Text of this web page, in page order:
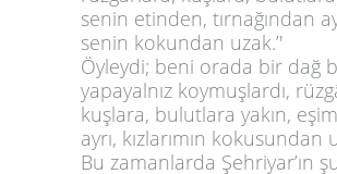
senin etinden, tırnağından
senin kokundan uzak.’'
Öyleydi; beni orada bir dağ
yapayalnız koymuşlardı,
kuşlara, bulutlara yakın,
ayrı, kızlarımın kokusundan
Bu zamanlarda Şehriyar’ın şu